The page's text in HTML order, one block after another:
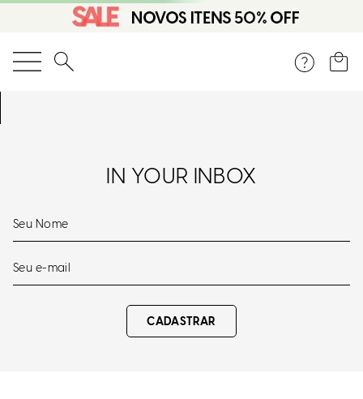
O que você está procurando?
IN YOUR INBOX
CADASTRAR